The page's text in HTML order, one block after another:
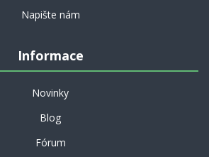
Napište nám
Informace
Novinky
Blog
Fórum